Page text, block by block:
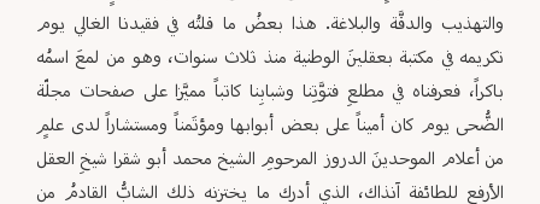
والتهذيب والدقَّة والبلاغة. هذا بعضُ ما قلتُه في فقيدنا الغالي يوم
تكريمه في مكتبة بعقلينَ الوطنية منذ ثلاث سنوات، وهو من لمعَ اسمُه
باكراً، فعرفناه في مطلعِ فتوَّتِنا وشبابِنا كاتباً مميَّزا على صفحات مجلّة
الضُّحى يوم كان أميناً على بعض أبوابها ومؤتَمناً ومستشاراً لدى علمٍ
من أعلام الموحدينَ الدروز المرحومِ الشيخ محمد أبو شقرا شيخِ العقل
الأرفع للطائفة آنذاك، الذي أدرك ما يختزنه ذلك الشابُّ القادمُ من